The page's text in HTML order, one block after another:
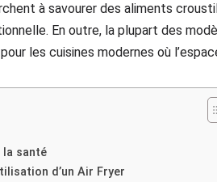
à savourer des aliments
En outre, la plupart des
les cuisines modernes où
la santé
d’un Air Fryer